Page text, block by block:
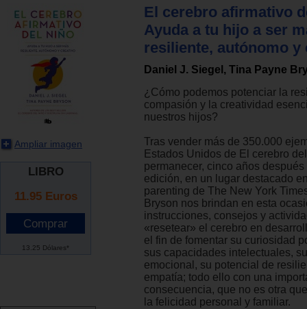
Ampliar imagen
LIBRO
11.95 Euros
13.25 Dólares*
El cerebro afirmativo
Ayuda a tu hijo a ser
resiliente, autónomo y
Daniel J. Siegel, Tina Payne
¿Cómo podemos potenciar la
compasión y la creatividad
nuestros hijos?
Tras vender más de 350.000
Estados Unidos de El cerebro
permanecer, cinco años
edición, en un lugar destacado
parenting de The New York
Bryson nos brindan en esta
instrucciones, consejos y
«resetear» el cerebro en
el fin de fomentar su curiosidad
sus capacidades intelectuales,
emocional, su potencial de
empatía; todo ello con una
consecuencia, que no es otra
la felicidad personal y familiar.